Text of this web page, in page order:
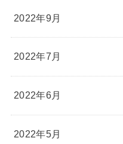
2022年9月
2022年7月
2022年6月
2022年5月